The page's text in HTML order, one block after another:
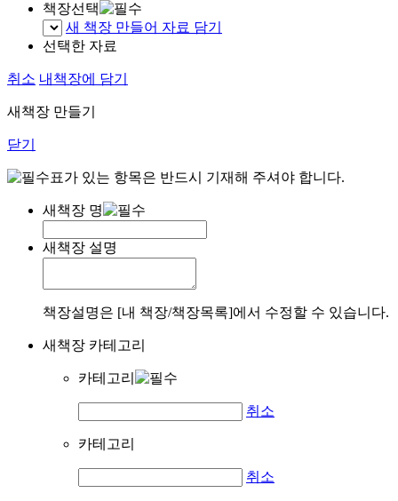
책장선택
새 책장 만들어 자료 담기
선택한 자료
취소 내책장에 담기
새책장 만들기
닫기
표가 있는 항목은 반드시 기재해 주셔야 합니다.
새책장 명
새책장 설명
책장설명은 [내 책장/책장목록]에서 수정할 수 있습니다.
새책장 카테고리
카테고리
취소
카테고리
취소